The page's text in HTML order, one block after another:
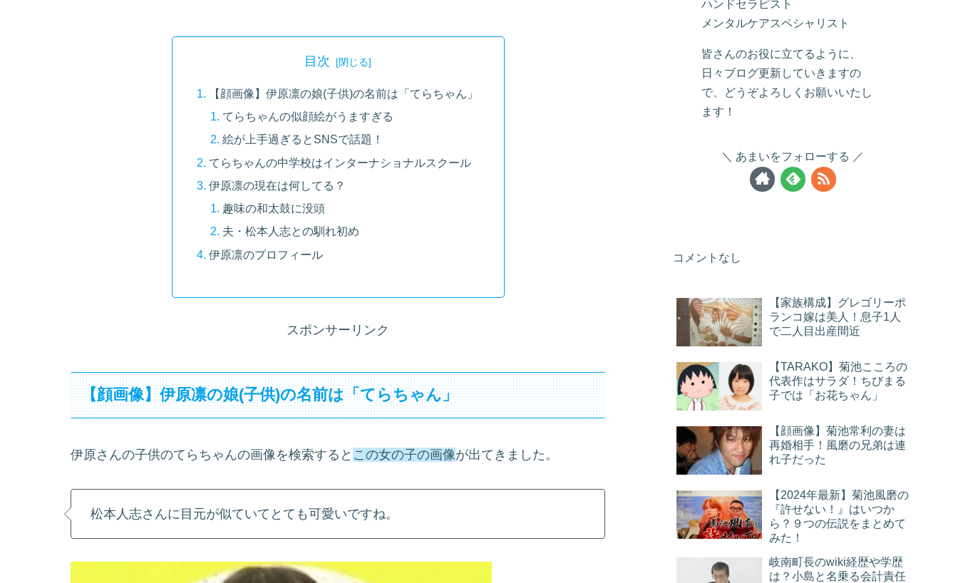
目次
【顔画像】伊原凛の娘(子供)の名前は「てらちゃん」
てらちゃんの似顔絵がうますぎる
絵が上手過ぎるとSNSで話題！
てらちゃんの中学校はインターナショナルスクール
伊原凛の現在は何してる？
趣味の和太鼓に没頭
夫・松本人志との馴れ初め
伊原凛のプロフィール
スポンサーリンク
【顔画像】伊原凛の娘(子供)の名前は「てらちゃん」
伊原さんの子供のてらちゃんの画像を検索すると この女の子の画像が出てきました。
松本人志さんに目元が似ていてとても可愛いですね。
ハンドセラピスト
メンタルケアスペシャリスト
皆さんのお役に立てるように、
日々ブログ更新していきますの
で、どうぞよろしくお願いいたし
ます！
あまいをフォローする
コメントなし
【家族構成】グレゴリーポ
ランコ嫁は美人！息子1人
で二人目出産間近
【TARAKO】菊池こころの
代表作はサラダ！ちびまる
子では「お花ちゃん」
【顔画像】菊池常利の妻は
再婚相手！風磨の兄弟は連
れ子だった
【2024年最新】菊池風磨の
『許せない！』はいつか
ら？９つの伝説をまとめて
みた！
岐南町長のwiki経歴や学歴
は？小島と名乗る会計責任